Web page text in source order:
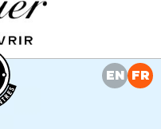
PUBLICITÉ
EN FR